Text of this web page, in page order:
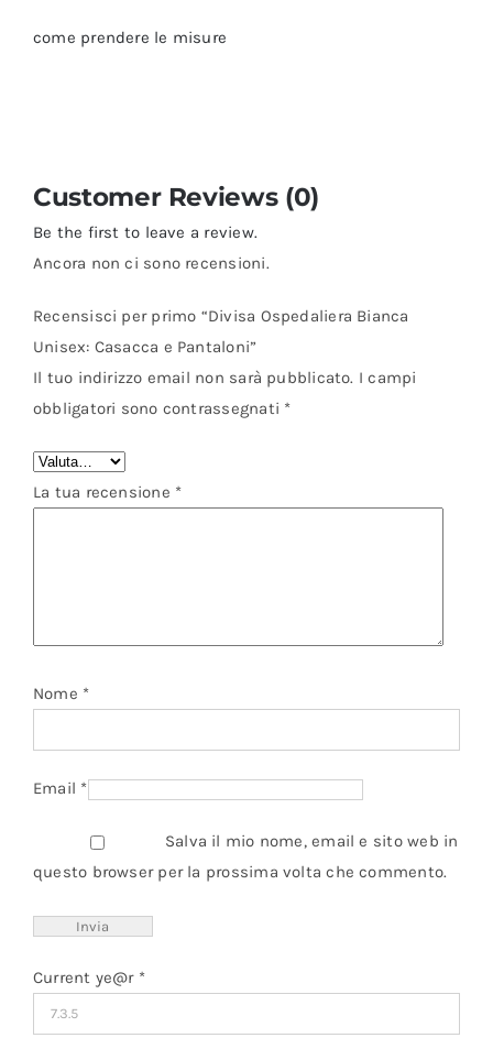
come prendere le misure
Customer Reviews (0)
Be the first to leave a review.
Ancora non ci sono recensioni.
Recensisci per primo “Divisa Ospedaliera Bianca
Unisex: Casacca e Pantaloni”
Il tuo indirizzo email non sarà pubblicato. I campi
obbligatori sono contrassegnati *
La tua recensione *
Nome *
Email *
Salva il mio nome, email e sito web in
questo browser per la prossima volta che commento.
Current ye@r *